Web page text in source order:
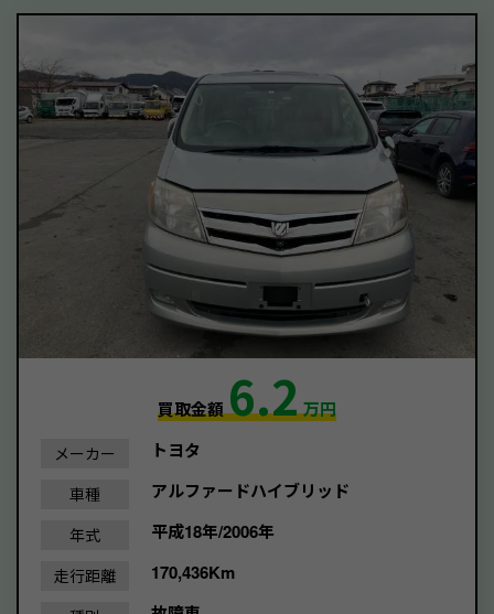
買取金額6.2万円
メーカー トヨタ
車種 アルファードハイブリッド
年式 平成18年/2006年
走行距離 170,436Km